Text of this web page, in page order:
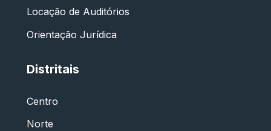
Locação de Auditórios
Orientação Jurídica
Distritais
Centro
Norte